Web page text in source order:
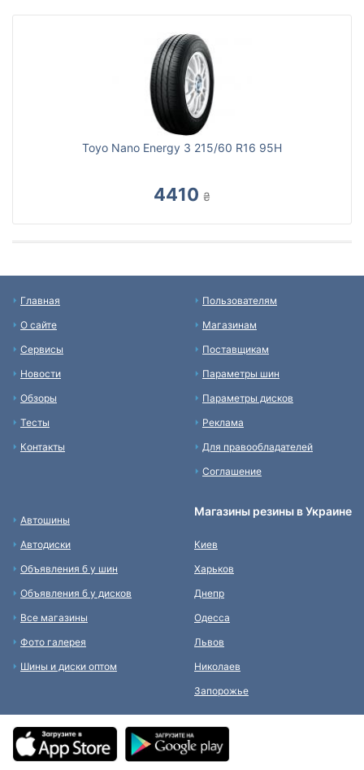
Toyo Nano Energy 3 215/60 R16 95H
4410 ₴
Главная
О сайте
Сервисы
Новости
Обзоры
Тесты
Контакты
Пользователям
Магазинам
Поставщикам
Параметры шин
Параметры дисков
Реклама
Для правообладателей
Соглашение
Автошины
Автодиски
Объявления б у шин
Объявления б у дисков
Все магазины
Фото галерея
Шины и диски оптом
Магазины резины в Украине
Киев
Харьков
Днепр
Одесса
Львов
Николаев
Запорожье